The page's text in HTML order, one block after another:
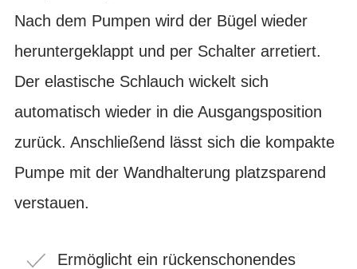
Nach dem Pumpen wird der Bügel wieder
heruntergeklappt und per Schalter arretiert.
Der elastische Schlauch wickelt sich
automatisch wieder in die Ausgangsposition
zurück. Anschließend lässt sich die kompakte
Pumpe mit der Wandhalterung platzsparend
verstauen.
Ermöglicht ein rückenschonendes